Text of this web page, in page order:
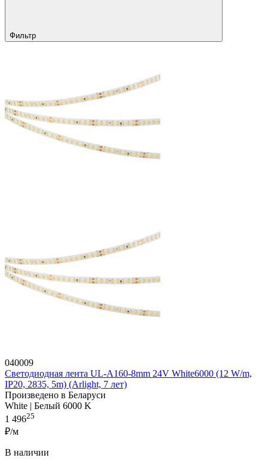
Фильтр
040009
Светодиодная лента UL-A160-8mm 24V White6000 (12 W/m,
IP20, 2835, 5m) (Arlight, 7 лет)
Произведено в Беларуси
White | Белый 6000 K
1 49625
₽/м
В наличии